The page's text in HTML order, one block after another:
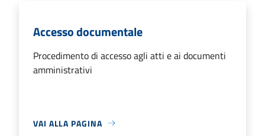
Accesso documentale
Procedimento di accesso agli atti e ai documenti
amministrativi
VAI ALLA PAGINA